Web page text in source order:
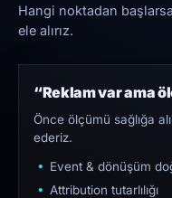
Hangi noktadan
ele alırız.
“Reklam var ama
Önce ölçümü sağlığa
ederiz.
Event & dönüşüm
Attribution tutarlılığı